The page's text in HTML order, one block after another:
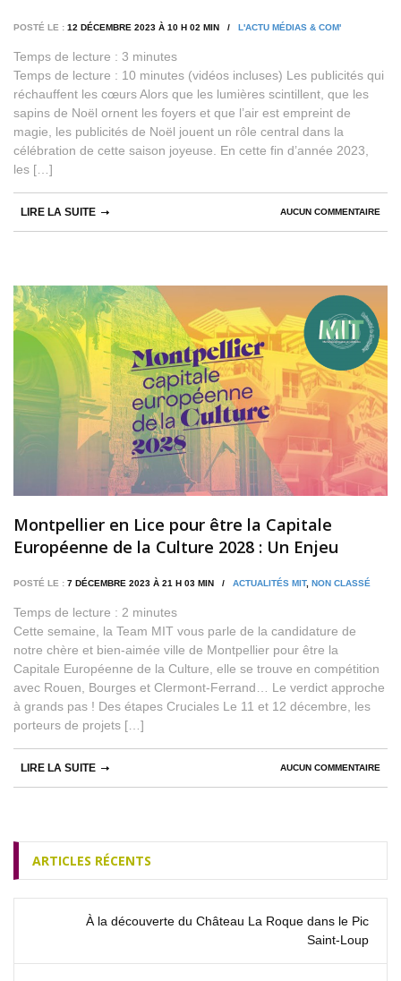
POSTÉ LE : 12 DÉCEMBRE 2023 À 10 H 02 MIN / L'ACTU MÉDIAS & COM'
Temps de lecture : 3 minutes
Temps de lecture : 10 minutes (vidéos incluses) Les publicités qui
réchauffent les cœurs Alors que les lumières scintillent, que les
sapins de Noël ornent les foyers et que l’air est empreint de
magie, les publicités de Noël jouent un rôle central dans la
célébration de cette saison joyeuse. En cette fin d’année 2023,
les […]
AUCUN COMMENTAIRE
LIRE LA SUITE
Montpellier en Lice pour être la Capitale
Européenne de la Culture 2028 : Un Enjeu
POSTÉ LE : 7 DÉCEMBRE 2023 À 21 H 03 MIN / ACTUALITÉS MIT, NON CLASSÉ
Temps de lecture : 2 minutes
Cette semaine, la Team MIT vous parle de la candidature de
notre chère et bien-aimée ville de Montpellier pour être la
Capitale Européenne de la Culture, elle se trouve en compétition
avec Rouen, Bourges et Clermont-Ferrand… Le verdict approche
à grands pas ! Des étapes Cruciales Le 11 et 12 décembre, les
porteurs de projets […]
AUCUN COMMENTAIRE
LIRE LA SUITE
ARTICLES RÉCENTS
À la découverte du Château La Roque dans le Pic
Saint‑Loup